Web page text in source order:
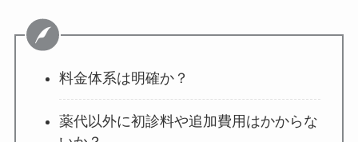
料金体系は明確か？
薬代以外に初診料や追加費用はかからな